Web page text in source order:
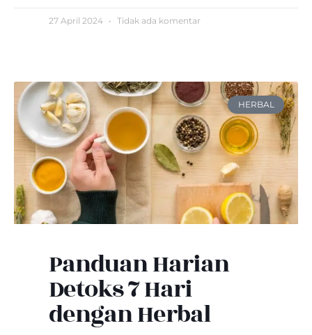
27 April 2024 Tidak ada komentar
HERBAL
Panduan Harian
Detoks 7 Hari
dengan Herbal